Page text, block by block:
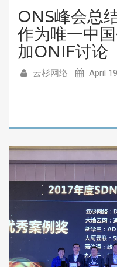
ONS峰会总
作为唯一中
加ONIF讨论
云杉网络 April